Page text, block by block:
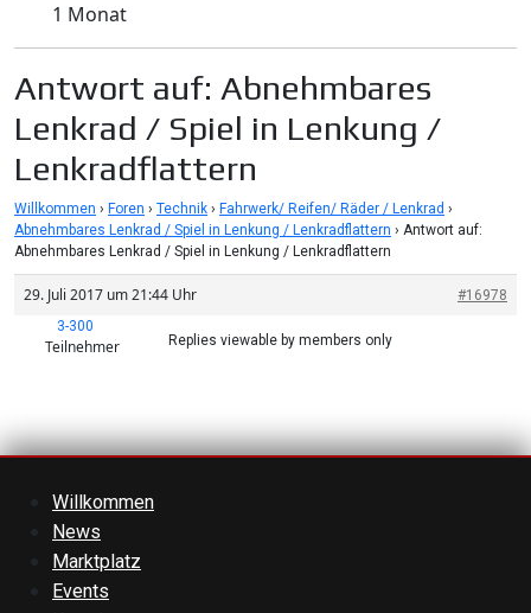
1 Monat
Antwort auf: Abnehmbares
Lenkrad / Spiel in Lenkung /
Lenkradflattern
Willkommen › Foren › Technik › Fahrwerk/ Reifen/ Räder / Lenkrad ›
Abnehmbares Lenkrad / Spiel in Lenkung / Lenkradflattern › Antwort auf:
Abnehmbares Lenkrad / Spiel in Lenkung / Lenkradflattern
29. Juli 2017 um 21:44 Uhr
#16978
3-300
Teilnehmer Replies viewable by members only
Willkommen
News
Marktplatz
Events